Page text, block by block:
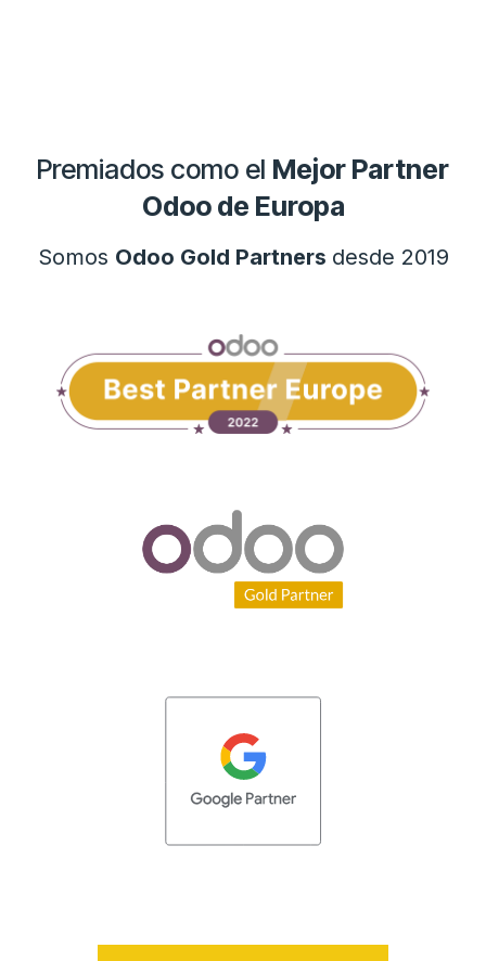
Premiados como el Mejor Partner
Odoo de Europa
Somos Odoo Gold Partners desde 2019